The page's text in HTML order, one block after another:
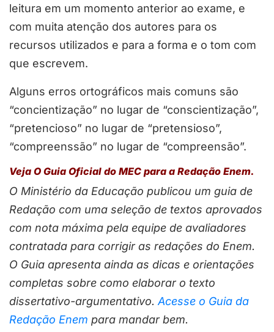
leitura em um momento anterior ao exame, e
com muita atenção dos autores para os
recursos utilizados e para a forma e o tom com
que escrevem.
Alguns erros ortográficos mais comuns são
“concientização” no lugar de “conscientização”,
“pretencioso” no lugar de “pretensioso”,
“compreenssão” no lugar de “compreensão”.
Veja O Guia Oficial do MEC para a Redação Enem.
O Ministério da Educação publicou um guia de
Redação com uma seleção de textos aprovados
com nota máxima pela equipe de avaliadores
contratada para corrigir as redações do Enem.
O Guia apresenta ainda as dicas e orientações
completas sobre como elaborar o texto
dissertativo-argumentativo.Acesse o Guia da
Redação Enem para mandar bem.